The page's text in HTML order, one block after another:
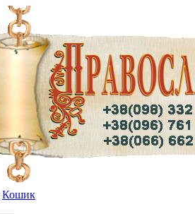
Кошик